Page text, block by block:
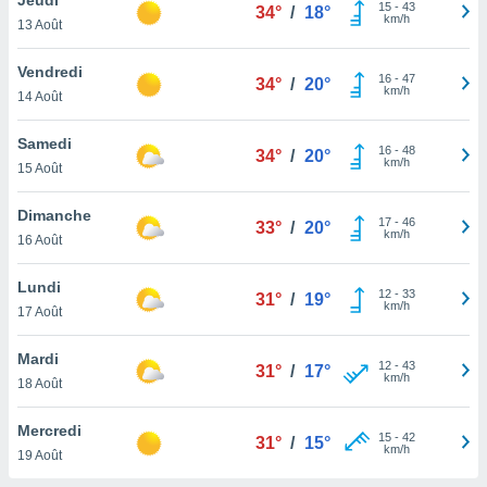
et
»,
au
vous
qu'ils
ou
le
ainsi
un
la
du
13 Août
34° / 18° 15- 43
km/h
Vendredi
14 Août
34° / 20° 16- 47
km/h
Samedi
15 Août
34° / 20° 16- 48
km/h
Dimanche
16 Août
33° / 20° 17- 46
km/h
Lundi
17 Août
31° / 19° 12- 33
km/h
Mardi
18 Août
31° / 17° 12- 43
km/h
Mercredi
19 Août
31° / 15° 15- 42
km/h